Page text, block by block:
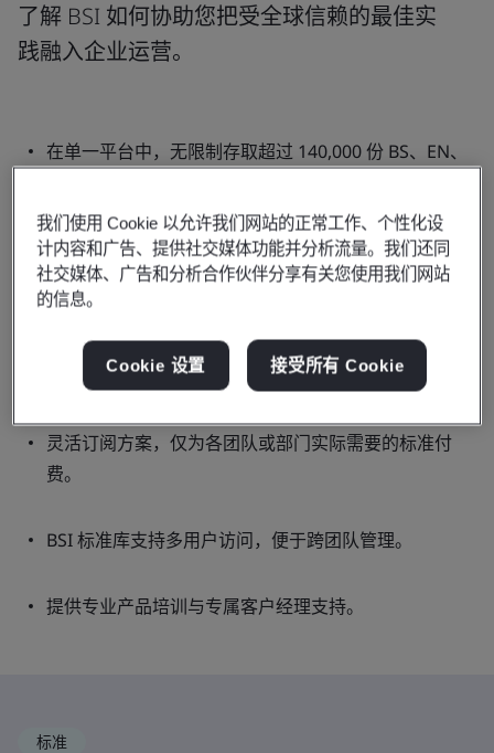
了解 BSI 如何协助您把受全球信赖的最佳实
践融入企业运营。
在单一平台中，无限制存取超过 140,000 份 BS、EN、
Eurocode 等全球标准。
相较于单独购买或使用多家供应商，更具成本效益。
自动更新提醒与免费文档内修订追踪，不再错过重要修
订或无需手动比对版本。
灵活订阅方案，仅为各团队或部门实际需要的标准付
费。
BSI 标准库支持多用户访问，便于跨团队管理。
提供专业产品培训与专属客户经理支持。
标准
我们使用 Cookie 以允许我们网站的正常工作、个性化设
计内容和广告、提供社交媒体功能并分析流量。我们还同
社交媒体、广告和分析合作伙伴分享有关您使用我们网站
的信息。
Cookie 设置 接受所有 Cookie